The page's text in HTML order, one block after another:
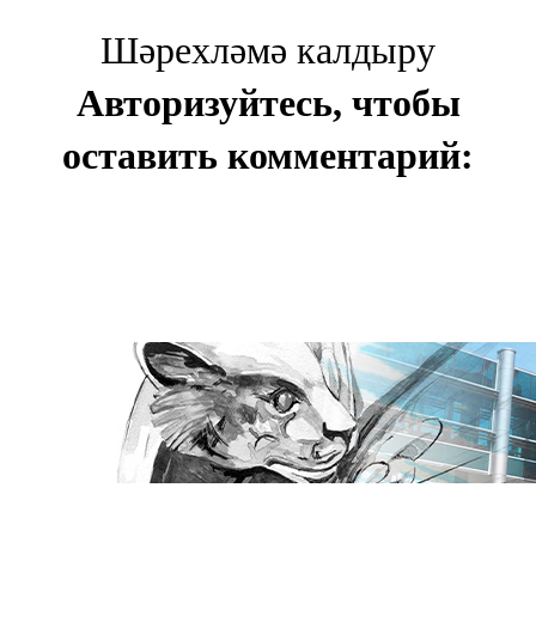
Шәрехләмә калдыру
Авторизуйтесь, чтобы
оставить комментарий: